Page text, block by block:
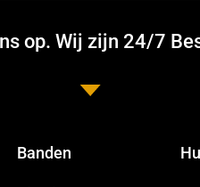
op. Wij zijn 24/7
Banden